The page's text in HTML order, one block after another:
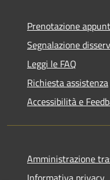
Prenotazione
Segnalazione
Leggi le FAQ
Richiesta assistenza
Accessibilità e
Amministrazione